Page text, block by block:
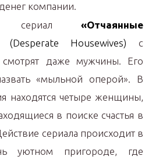
компании.
сериал «Отчаянные
(Desperate Housewives)с
смотрят даже мужчины. Его
«мыльной оперой». В
находятся четыре женщины,
в поиске счастья в
сериала происходит в
уютном пригороде, где